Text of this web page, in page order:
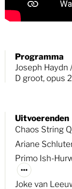
Programma
Joseph
D groot, opus
Uitvoerenden
Chaos String
Ariane
Primo Ish-
Joke van